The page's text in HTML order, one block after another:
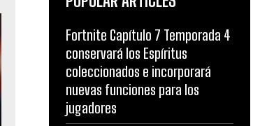
Fortnite Capítulo 7 Temporada 4
conservará los Espíritus
coleccionados e incorporará
nuevas funciones para los
jugadores